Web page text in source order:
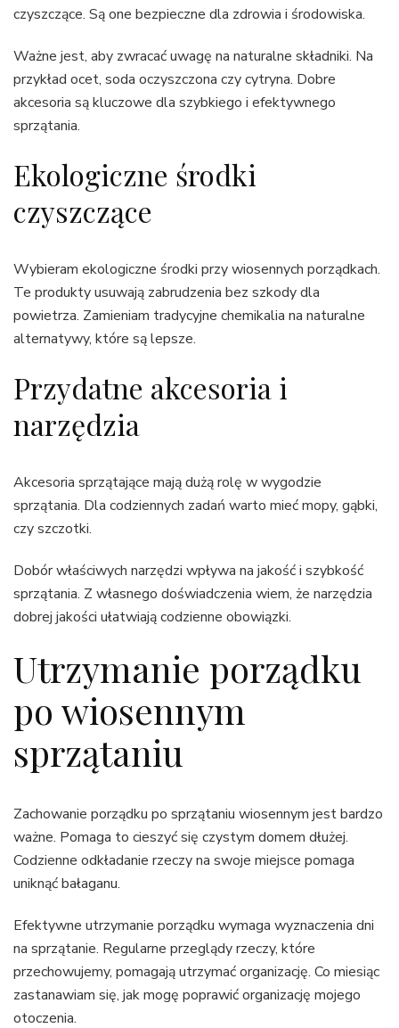
czyszczące. Są one bezpieczne dla zdrowia i środowiska.
Ważne jest, aby zwracać uwagę na naturalne składniki. Na
przykład ocet, soda oczyszczona czy cytryna. Dobre
akcesoria są kluczowe dla szybkiego i efektywnego
sprzątania.
Ekologiczne środki
czyszczące
Wybieram ekologiczne środki przy wiosennych porządkach.
Te produkty usuwają zabrudzenia bez szkody dla
powietrza. Zamieniam tradycyjne chemikalia na naturalne
alternatywy, które są lepsze.
Przydatne akcesoria i
narzędzia
Akcesoria sprzątające mają dużą rolę w wygodzie
sprzątania. Dla codziennych zadań warto mieć mopy, gąbki,
czy szczotki.
Dobór właściwych narzędzi wpływa na jakość i szybkość
sprzątania. Z własnego doświadczenia wiem, że narzędzia
dobrej jakości ułatwiają codzienne obowiązki.
Utrzymanie porządku
po wiosennym
sprzątaniu
Zachowanie porządku po sprzątaniu wiosennym jest bardzo
ważne. Pomaga to cieszyć się czystym domem dłużej.
Codzienne odkładanie rzeczy na swoje miejsce pomaga
uniknąć bałaganu.
Efektywne utrzymanie porządku wymaga wyznaczenia dni
na sprzątanie. Regularne przeglądy rzeczy, które
przechowujemy, pomagają utrzymać organizację. Co miesiąc
zastanawiam się, jak mogę poprawić organizację mojego
otoczenia.